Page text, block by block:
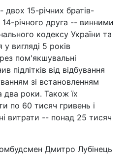
двох 15-річних братів-
14-річного друга -- винними
кодексу України та
вигляді 5 років
пом'якшувальні
підлітків від відбування
зі встановленням
два роки. Також їх
по 60 тисяч гривень і
витрати -- понад 25 тисяч
Дмитро Лубінець